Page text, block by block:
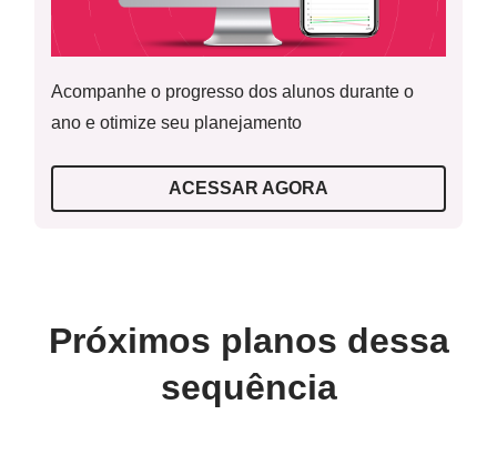
Acompanhe o progresso dos alunos durante o
ano e otimize seu planejamento
ACESSAR AGORA
Próximos planos dessa
sequência